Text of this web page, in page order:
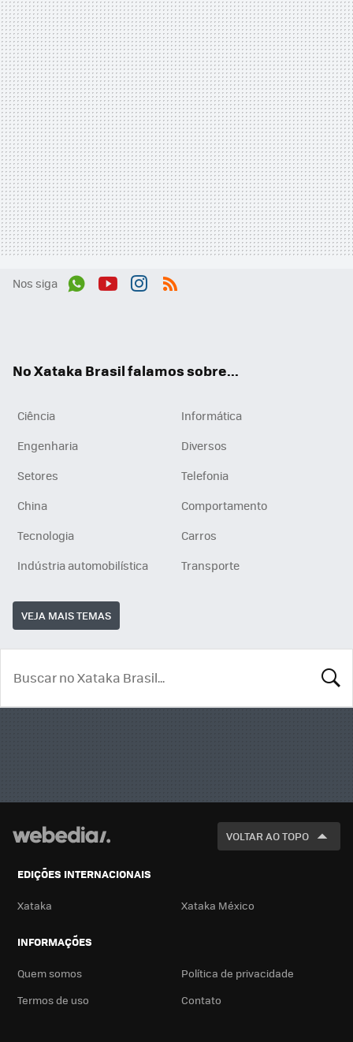
Nos siga
No Xataka Brasil falamos sobre...
Ciência
Informática
Engenharia
Diversos
Setores
Telefonia
China
Comportamento
Tecnologia
Carros
Indústria automobilística
Transporte
VEJA MAIS TEMAS
VOLTAR AO TOPO
EDIÇÕES INTERNACIONAIS
Xataka Xataka México
INFORMAÇÕES
Quem somos
Política de privacidade
Termos de uso
Contato